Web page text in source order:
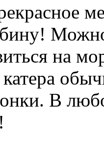
Можно
на
В